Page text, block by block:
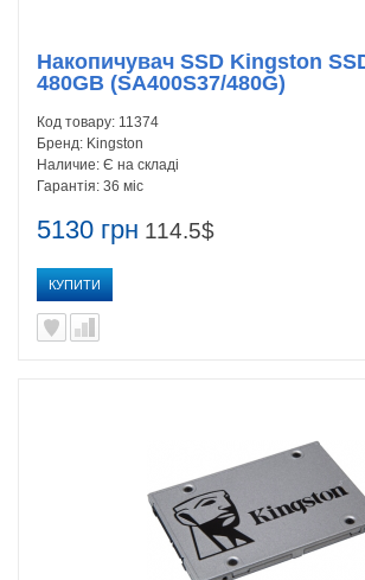
5130 грн 114.5$
КУПИТИ
Накопичувач SSD Kingston
480GB (SA400S37/480G)
Код товару: 11374
Бренд: Kingston
Наличие: Є на складі
Гарантія: 36 міс